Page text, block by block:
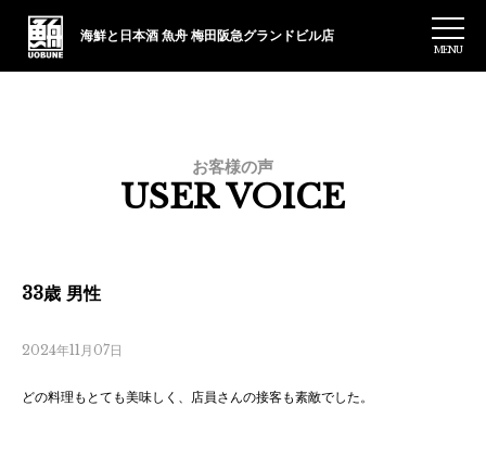
海鮮と日本酒 魚舟 梅田阪急グランドビル店
MENU
お客様の声
USER VOICE
33歳 男性
2024年11月07日
どの料理もとても美味しく、店員さんの接客も素敵でした。